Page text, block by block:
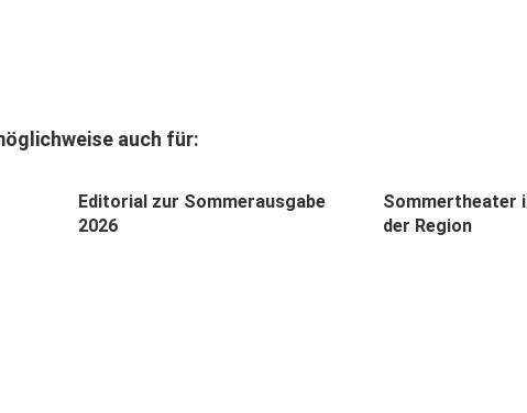
auch für:
Editorial zur Sommerausgabe
2026
Sommertheater
der Region